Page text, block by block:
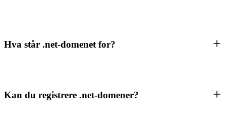
Hva står .net-domenet for?
Kan du registrere .net-domener?